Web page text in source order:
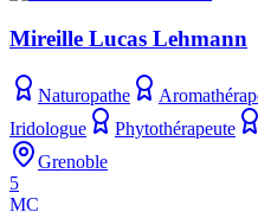
Mireille Lucas Lehmann
Naturopathe
Iridologue
Phytothérapeute
Grenoble
5
MC